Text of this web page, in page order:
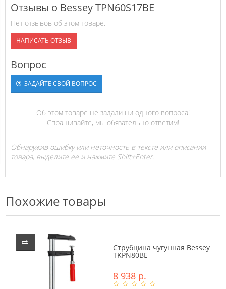
Отзывы о Bessey TPN60S17BE
Нет отзывов об этом товаре.
НАПИСАТЬ ОТЗЫВ
Вопрос
ЗАДАЙТЕ СВОЙ ВОПРОС
Об этом товаре не задали ни одного вопроса!
Спрашивайте, мы обязательно ответим!
Обнаружив ошибку или неточность в тексте или описании
товара, выделите ее и нажмите Shift+Enter.
Похожие товары
Струбцина чугунная Bessey
TKPN80BE
8 938 р.